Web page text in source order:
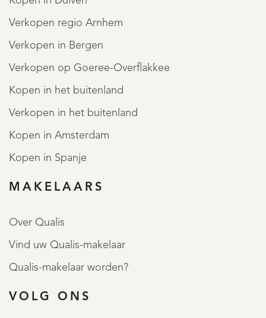
Verkopen regio Arnhem
Verkopen in Bergen
Verkopen op Goeree-Overflakkee
Kopen in het buitenland
Verkopen in het buitenland
Kopen in Amsterdam
Kopen in Spanje
MAKELAARS
Over Qualis
Vind uw Qualis-makelaar
Qualis-makelaar worden?
VOLG ONS